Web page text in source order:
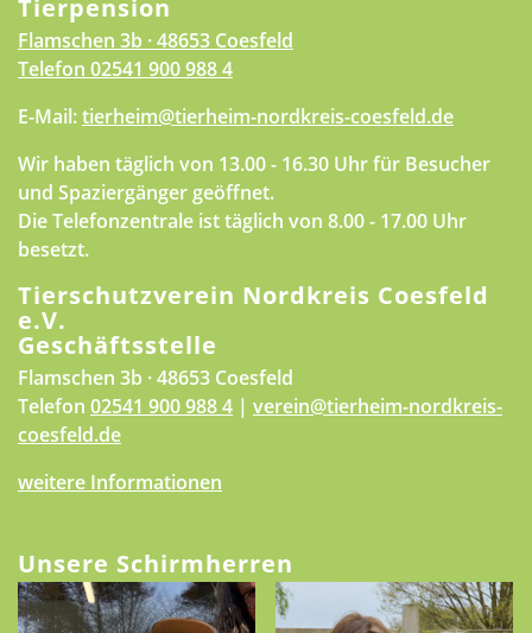
Tierpension
Flamschen 3b · 48653 Coesfeld
Telefon 02541 900 988 4
E-Mail:tierheim@tierheim-nordkreis-coesfeld.de
Wir haben täglich von 13.00 - 16.30 Uhr für Besucher
und Spaziergänger geöffnet.
Die Telefonzentrale ist täglich von 8.00 - 17.00 Uhr
besetzt.
Tierschutzverein Nordkreis Coesfeld
e.V.
Geschäftsstelle
Flamschen 3b · 48653 Coesfeld
Telefon 02541 900 988 4 | verein@tierheim-nordkreis-
coesfeld.de
weitere Informationen
Unsere Schirmherren